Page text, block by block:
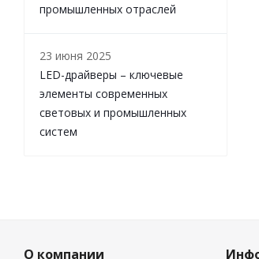
промышленных отраслей
23 июня 2025
LED-драйверы – ключевые
элементы современных
световых и промышленных
систем
О компании